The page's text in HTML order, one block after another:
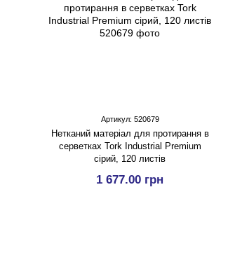
Артикул: 520679
Нетканий матеріал для протирання в
серветках Tork Industrial Premium
сірий, 120 листів
1 677.00 грн